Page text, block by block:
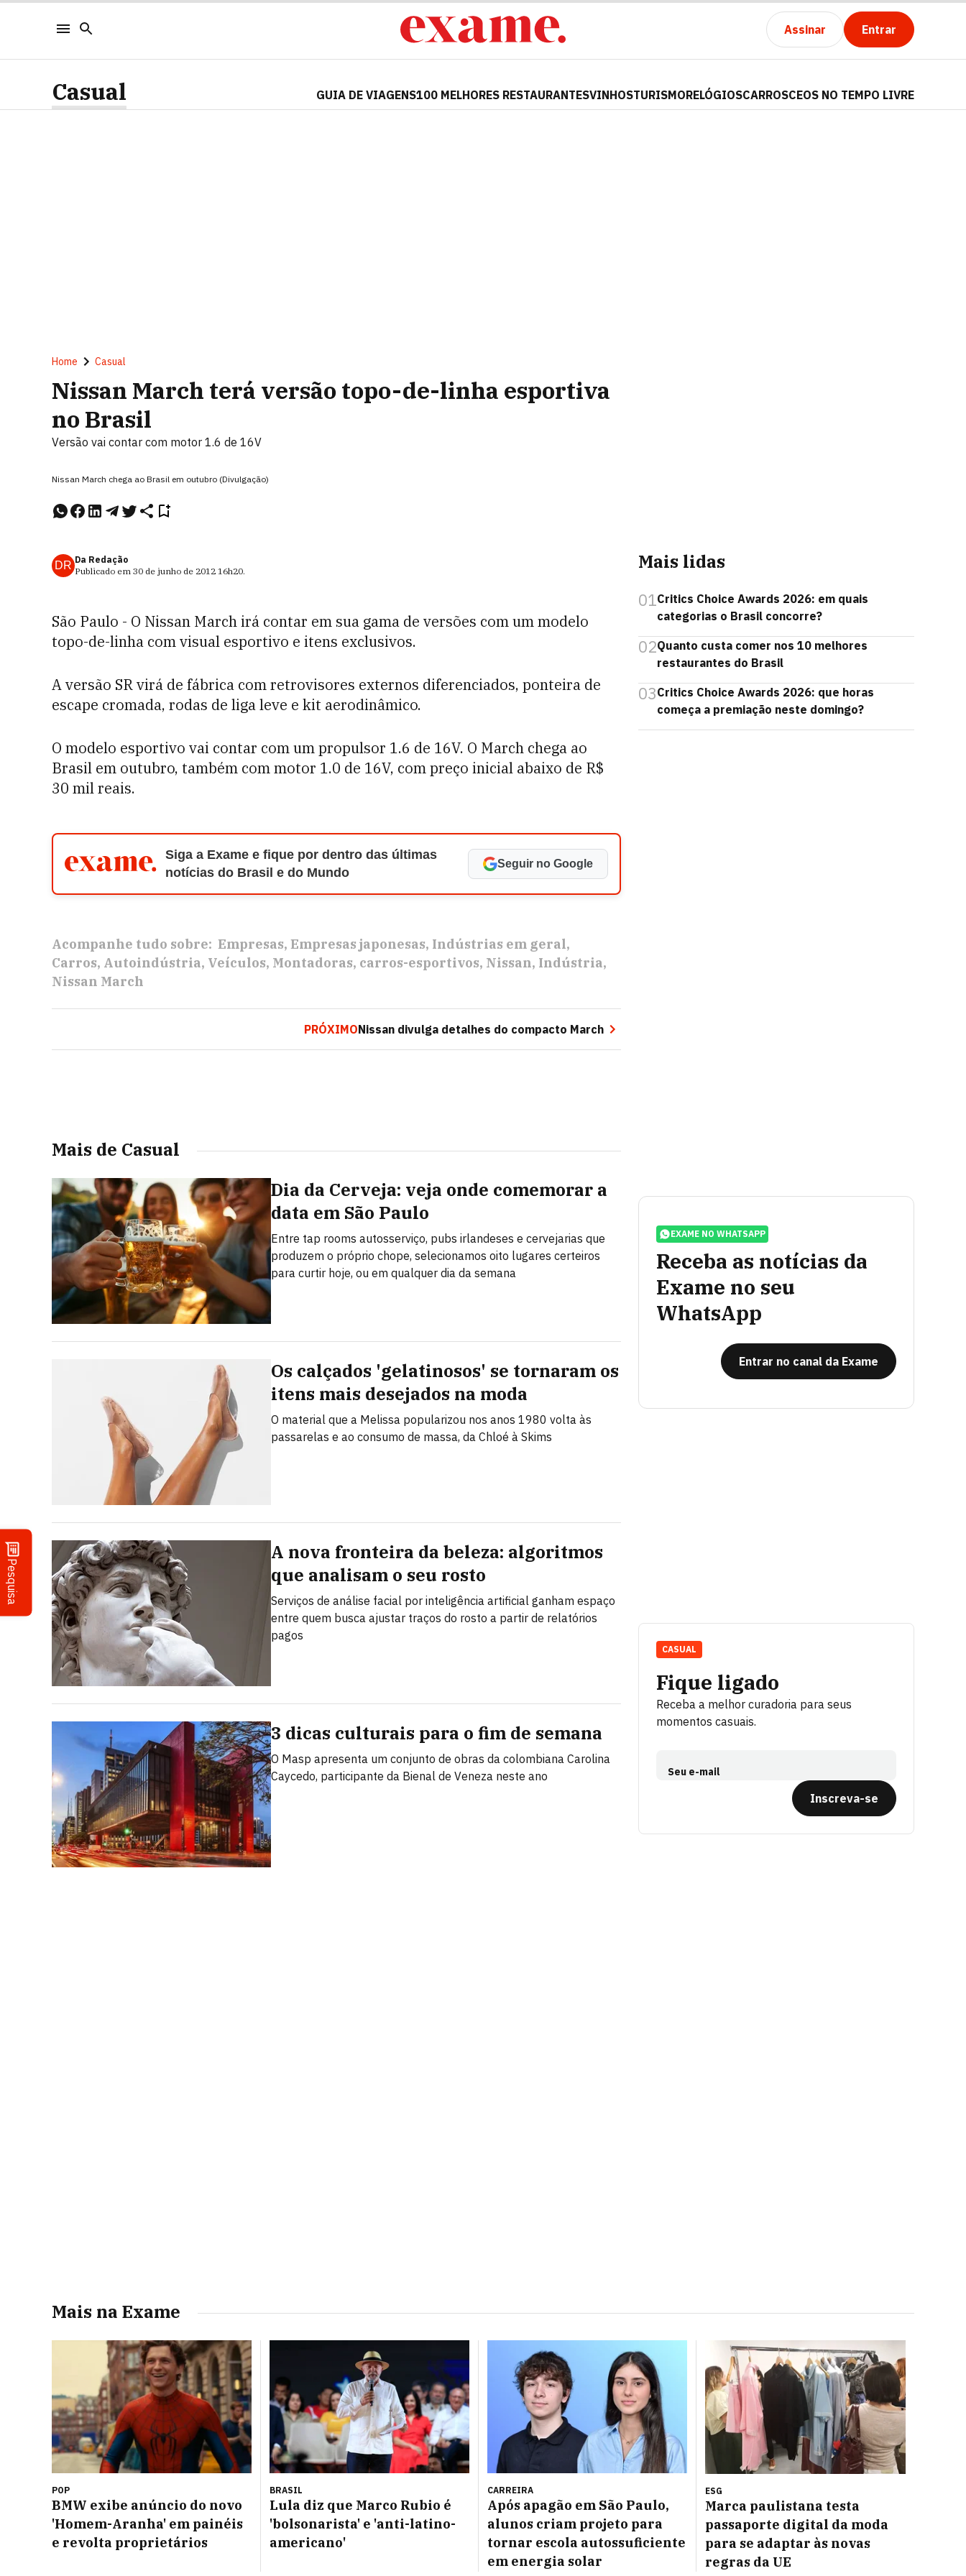
Assinar Entrar
Pesquisa
Casual GUIA DE VIAGENS100 MELHORES RESTAURANTESVINHOSTURISMORELÓGIOSCARROSCEOS NO TEMPO LIVRE
Home Casual
Nissan March terá versão topo-de-linha esportiva
no Brasil
Versão vai contar com motor 1.6 de 16V
Nissan March chega ao Brasil em outubro (Divulgação)
DR Da Redação
Publicado em 30 de junho de 2012 16h20.
São Paulo - O Nissan March irá contar em sua gama de versões com um modelo
topo-de-linha com visual esportivo e itens exclusivos.
A versão SR virá de fábrica com retrovisores externos diferenciados, ponteira de
escape cromada, rodas de liga leve e kit aerodinâmico.
O modelo esportivo vai contar com um propulsor 1.6 de 16V. O March chega ao
Brasil em outubro, também com motor 1.0 de 16V, com preço inicial abaixo de R$
30 mil reais.
Siga a Exame e fique por dentro das últimas
notícias do Brasil e do Mundo
Seguir no Google
Acompanhe tudo sobre: Empresas Empresas japonesas Indústrias em geral
Carros Autoindústria Veículos Montadoras carros-esportivos Nissan Indústria
Nissan March
PRÓXIMONissan divulga detalhes do compacto March
Mais de Casual
Dia da Cerveja: veja onde comemorar a
data em São Paulo
Entre tap rooms autosserviço, pubs irlandeses e cervejarias que
produzem o próprio chope, selecionamos oito lugares certeiros
para curtir hoje, ou em qualquer dia da semana
Os calçados 'gelatinosos' se tornaram os
itens mais desejados na moda
O material que a Melissa popularizou nos anos 1980 volta às
passarelas e ao consumo de massa, da Chloé à Skims
A nova fronteira da beleza: algoritmos
que analisam o seu rosto
Serviços de análise facial por inteligência artificial ganham espaço
entre quem busca ajustar traços do rosto a partir de relatórios
pagos
3 dicas culturais para o fim de semana
O Masp apresenta um conjunto de obras da colombiana Carolina
Caycedo, participante da Bienal de Veneza neste ano
Mais lidas
01Critics Choice Awards 2026: em quais
categorias o Brasil concorre?
02Quanto custa comer nos 10 melhores
restaurantes do Brasil
03Critics Choice Awards 2026: que horas
começa a premiação neste domingo?
EXAME NO WHATSAPP
Receba as notícias da
Exame no seu
WhatsApp
Entrar no canal da Exame
Fique ligado
Receba a melhor curadoria para seus
momentos casuais.
Seu e-mail
Inscreva-se
CASUAL
Mais na Exame
POP
BMW exibe anúncio do novo
'Homem-Aranha' em painéis
e revolta proprietários
BRASIL
Lula diz que Marco Rubio é
'bolsonarista' e 'anti-latino-
americano'
CARREIRA
Após apagão em São Paulo,
alunos criam projeto para
tornar escola autossuficiente
em energia solar
ESG
Marca paulistana testa
passaporte digital da moda
para se adaptar às novas
regras da UE